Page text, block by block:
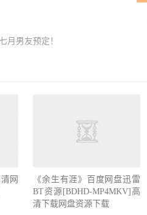
月男友预定！
网
《余生有涯》百度网盘迅雷
BT资源[BDHD-MP4MKV]高
清下载网盘资源下载